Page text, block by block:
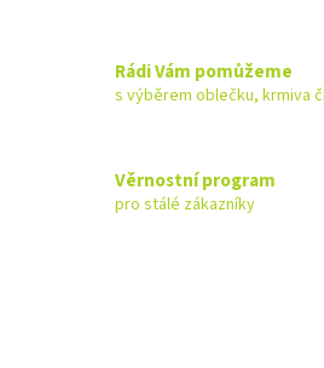
Rádi Vám pomůžeme
s výběrem oblečku, krmiva
Věrnostní program
pro stálé zákazníky